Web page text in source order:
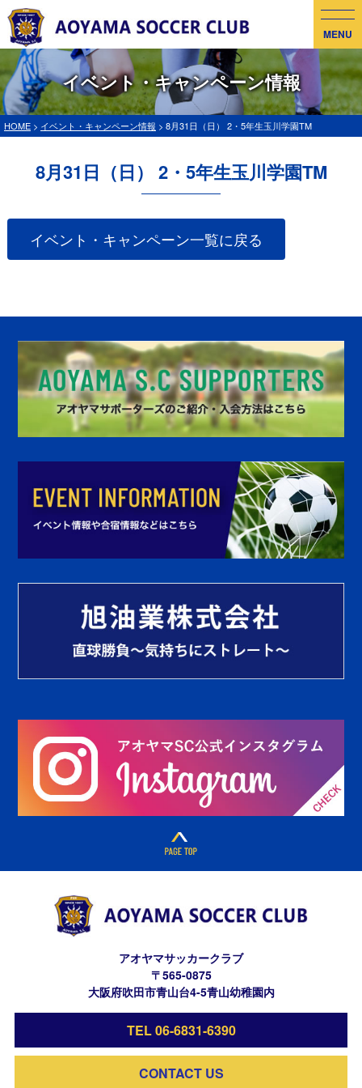
MENU
イベント・キャンペーン情報
HOME > イベント・キャンペーン情報 > 8月31日（日） 2・5年生玉川学園TM
8月31日（日） 2・5年生玉川学園TM
イベント・キャンペーン一覧に戻る
アオヤマサッカークラブ
〒565-0875
大阪府吹田市青山台4-5青山幼稚園内
TEL 06-6831-6390
CONTACT US